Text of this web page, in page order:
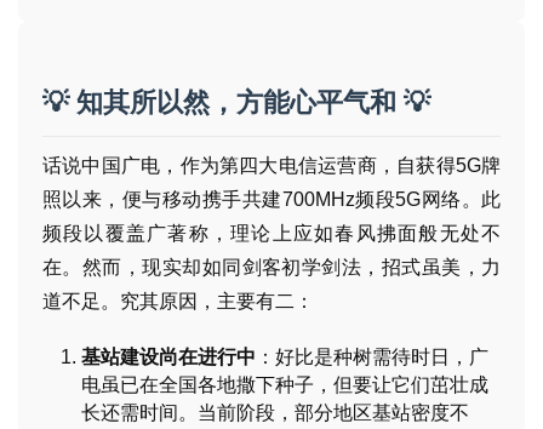
💡 知其所以然，方能心平气和 💡
话说中国广电，作为第四大电信运营商，自获得5G牌
照以来，便与移动携手共建700MHz频段5G网络。此
频段以覆盖广著称，理论上应如春风拂面般无处不
在。然而，现实却如同剑客初学剑法，招式虽美，力
道不足。究其原因，主要有二：
基站建设尚在进行中 ：好比是种树需待时日，广
电虽已在全国各地撒下种子，但要让它们茁壮成
长还需时间。当前阶段，部分地区基站密度不